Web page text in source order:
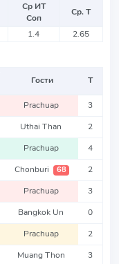
Ср ИТ
Соп
Ср. Т
1.4 2.65
Гости Т
Prachuap 3
Uthai Than 2
Prachuap 4
Chonburi 68 2
Prachuap 3
Bangkok Un 0
Prachuap 2
Muang Thon 3